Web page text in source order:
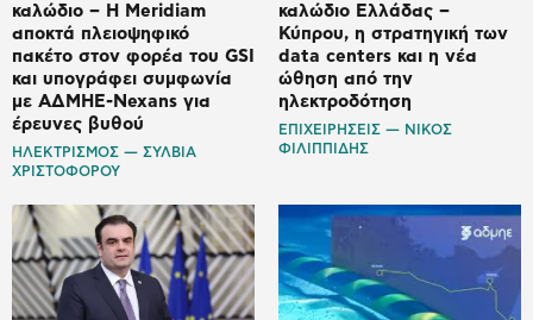
καλώδιο – H Meridiam
αποκτά πλειοψηφικό
πακέτο στον φορέα του GSI
και υπογράφει συμφωνία
με ΑΔΜΗΕ-Nexans για
έρευνες βυθού
ΗΛΕΚΤΡΙΣΜΟΣ — ΣΥΛΒΙΑ
ΧΡΙΣΤΟΦΟΡΟΥ
καλώδιο Ελλάδας –
Κύπρου, η στρατηγική των
data centers και η νέα
ώθηση από την
ηλεκτροδότηση
ΕΠΙΧΕΙΡΗΣΕΙΣ — ΝΙΚΟΣ
ΦΙΛΙΠΠΙΔΗΣ